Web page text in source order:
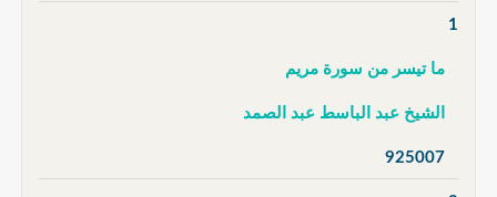
1
ما تيسر من سورة مريم
الشيخ عبد الباسط عبد الصمد
925007